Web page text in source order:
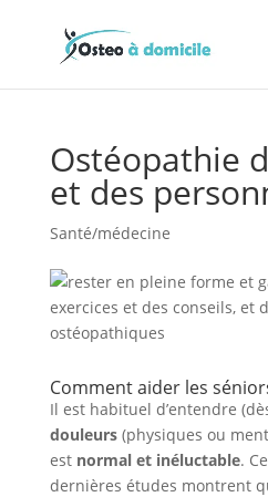
Ostéopathie
et des
Santé/médecine
Comment aider les
Il est habituel d’entendre
douleurs (physiques ou
est normal et inéluctable.
dernières études montrent